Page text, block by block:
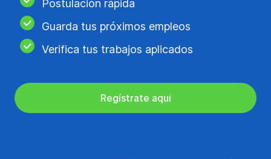
Postulación rápida
Guarda tus próximos empleos
Verifica tus trabajos aplicados
Regístrate aqui